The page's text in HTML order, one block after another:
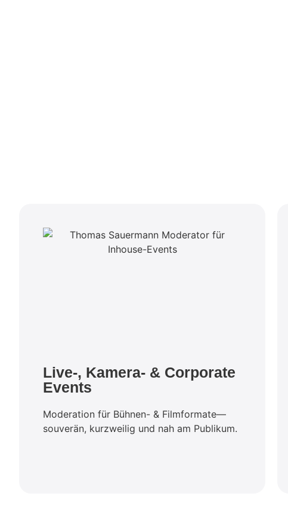
Live-, Kamera- & Corporate
Events
Moderation für Bühnen- & Filmformate—
souverän, kurzweilig und nah am Publikum.